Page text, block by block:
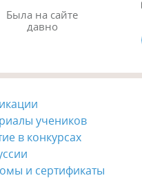
Была на сайте
давно
учеников
в конкурсах
и сертификаты